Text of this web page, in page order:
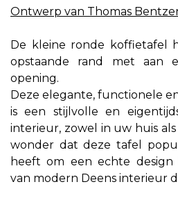
Ontwerp van Thomas
De kleine ronde koffietafel
opstaande rand met aan
opening.
Deze elegante, functionele
is een stijlvolle en
interieur, zowel in uw huis
wonder dat deze tafel
heeft om een echte design
van modern Deens interieur